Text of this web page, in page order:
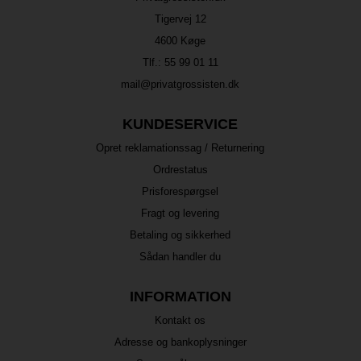
Tigervej 12
4600 Køge
Tlf.: 55 99 01 11
mail@privatgrossisten.dk
KUNDESERVICE
Opret reklamationssag / Returnering
Ordrestatus
Prisforespørgsel
Fragt og levering
Betaling og sikkerhed
Sådan handler du
INFORMATION
Kontakt os
Adresse og bankoplysninger